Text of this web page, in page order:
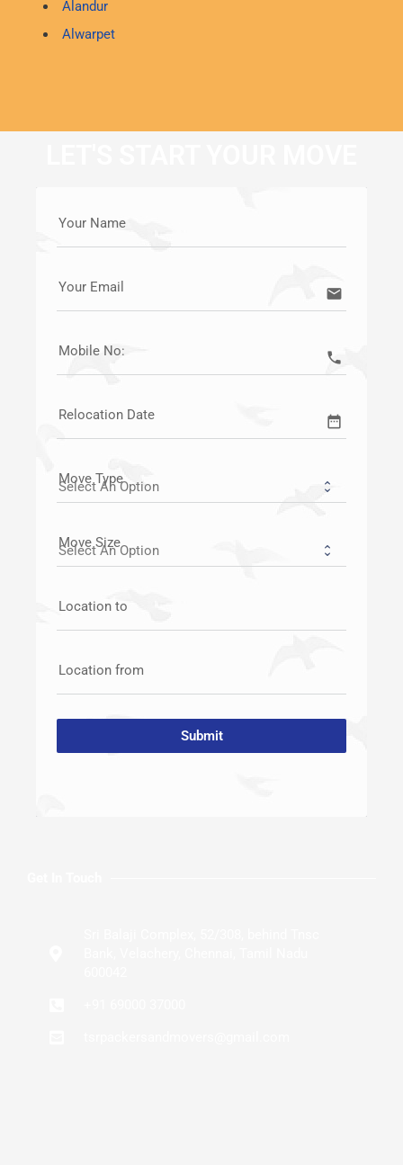
Alandur
Alwarpet
Your Name
Your Email email
Mobile No: call
Relocation Date date_range
Move Type
Move Size
Location to
Location from
Submit